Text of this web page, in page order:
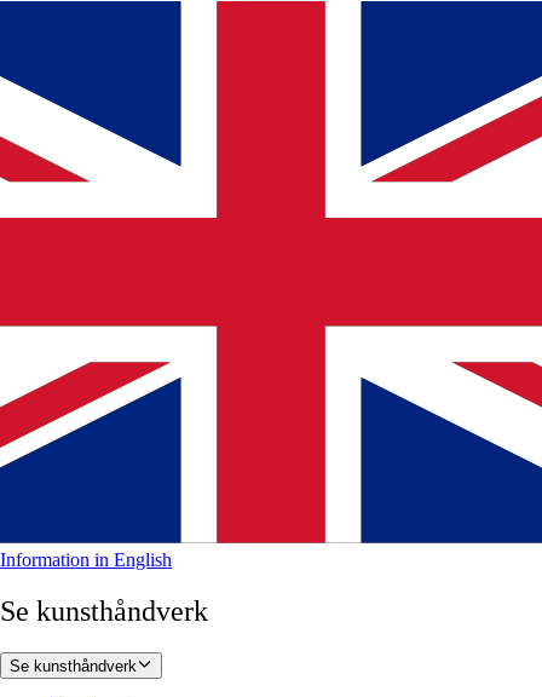
Information in English
Se kunsthåndverk
Se kunsthåndverk